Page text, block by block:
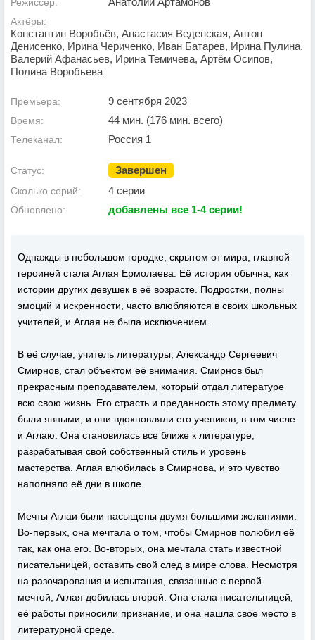
Актёры:
Константин Воробьёв, Анастасия Веденская, Антон
Денисенко, Ирина Чериченко, Иван Батарев, Ирина Пулина,
Валерий Афанасьев, Ирина Темичева, Артём Осипов,
Полина Воробьева
Премьера: 9 сентября 2023
Время: 44 мин. (176 мин. всего)
Телеканал: Россия 1
Статус: Завершен
Сколько серий: 4 серии
Обновлено: добавлены все 1-4 серии!
Однажды в небольшом городке, скрытом от мира, главной
героиней стала Аглая Ермолаева. Её история обычна, как
истории других девушек в её возрасте. Подростки, полны
эмоций и искренности, часто влюбляются в своих школьных
учителей, и Аглая не была исключением.
В её случае, учитель литературы, Александр Сергеевич
Смирнов, стал объектом её внимания. Смирнов был
прекрасным преподавателем, который отдал литературе
всю свою жизнь. Его страсть и преданность этому предмету
были явными, и они вдохновляли его учеников, в том числе
и Аглаю. Она становилась все ближе к литературе,
разрабатывая свой собственный стиль и уровень
мастерства. Аглая влюбилась в Смирнова, и это чувство
наполняло её дни в школе.
Мечты Аглаи были насыщены двумя большими желаниями.
Во-первых, она мечтала о том, чтобы Смирнов полюбил её
так, как она его. Во-вторых, она мечтала стать известной
писательницей, оставить свой след в мире слова. Несмотря
на разочарования и испытания, связанные с первой
мечтой, Аглая добилась второй. Она стала писательницей,
её работы приносили признание, и она нашла свое место в
литературной среде.